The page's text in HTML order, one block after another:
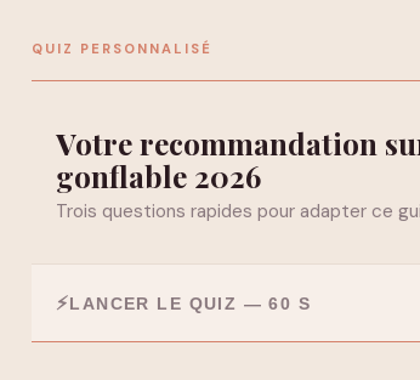
QUIZ PERSONNALISÉ
Votre recommandation sur habillage spa
gonflable 2026
Trois questions rapides pour adapter ce
LANCER LE QUIZ — 60 S